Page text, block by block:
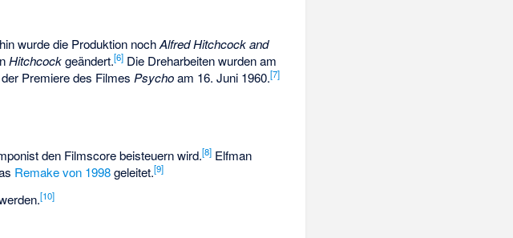
wurde die Produktion nochAlfred Hitchcock and
Hitchcockgeändert.[6] Die Dreharbeiten wurden am
Premiere des Filmes Psychoam 16. Juni 1960.[7]
den Filmscore beisteuern wird.[8] Elfman
Remake von 1998geleitet.[9]
[10]